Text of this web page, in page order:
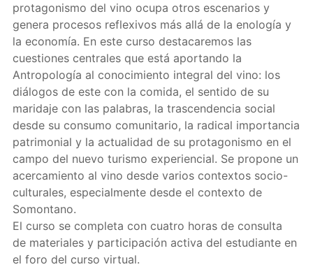
protagonismo del vino ocupa otros escenarios y
genera procesos reflexivos más allá de la enología y
la economía. En este curso destacaremos las
cuestiones centrales que está aportando la
Antropología al conocimiento integral del vino: los
diálogos de este con la comida, el sentido de su
maridaje con las palabras, la trascendencia social
desde su consumo comunitario, la radical importancia
patrimonial y la actualidad de su protagonismo en el
campo del nuevo turismo experiencial. Se propone un
acercamiento al vino desde varios contextos socio-
culturales, especialmente desde el contexto de
Somontano.
El curso se completa con cuatro horas de consulta
de materiales y participación activa del estudiante en
el foro del curso virtual.